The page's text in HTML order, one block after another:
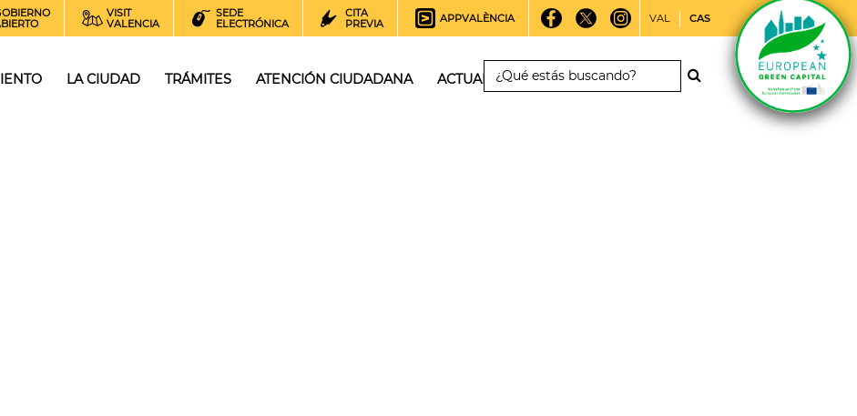
VISIT
VALENCIA
SEDE
ELECTRÓNICA
CITA
PREVIA
APPVALÈNCIA VAL CAS
LA CIUDAD TRÁMITES ATENCIÓN CIUDADANA ACTUALIDAD